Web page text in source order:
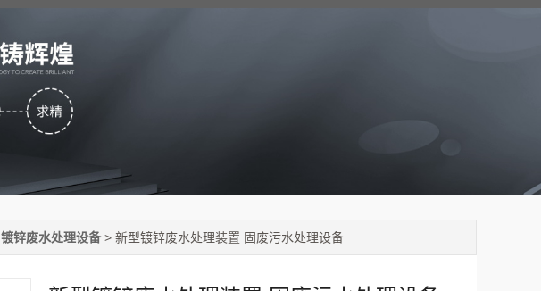
镀锌废水处理设备 > 新型镀锌废水处理装置 固废污水处理设备